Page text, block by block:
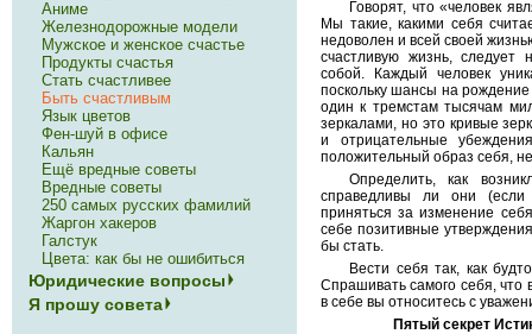
Говорят, что «человек
Мы такие, какими себя
недоволен и всей своей
счастливую жизнь, следует
собой. Каждый человек
поскольку шансы на рождение
один к тремстам тысячам
зеркалами, но это кривые
и отрицательные
положительный образ себя,
Определить, как
справедливы ли они
приняться за изменение
себе позитивные
бы стать.
Вести себя так, как
Спрашивать самого себя, что
в себе вы относитесь с
Пятый секрет
Аниме
Железнодорожные модели
Мужское и женское счастье
Продукты счастья
Стать счастливее
Быть счастливым
Язык цветов
Фен-шуй в офисе
Кальян
Ещё вредные советы
Вредные советы
250 самых русских фамилий
Жаргон хакеров
Галстук
Цвета: как бы не ошибиться
Юридические вопросы
Я прошу совета